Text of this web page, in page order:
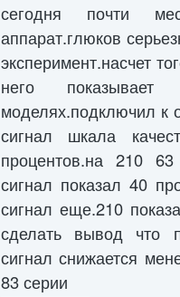
сегодня почти
аппарат.глюков
эксперимент.насчет
него
моделях.подключил к
сигнал шкала
процентов.на 210
сигнал показал 40
сигнал еще.210
сделать вывод что
сигнал снижается
83 серии